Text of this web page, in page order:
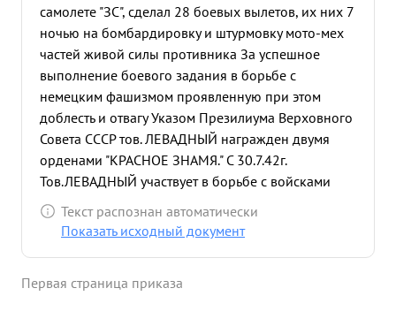
самолете "ЗС", сделал 28 боевых вылетов, их них 7
ночью на бомбардировку и штурмовку мото-мех
частей живой силы противника За успешное
выполнение боевого задания в борьбе с
немецким фашизмом проявленную при этом
доблесть и отвагу Указом Презилиума Верховного
Совета СССР тов. ЛЕВАДНЫЙ награжден двумя
орденами "КРАСНОЕ ЗНАМЯ." С 30.7.42г.
Тов.ЛЕВАДНЫЙ участвует в борьбе с войсками
немецких фашистов на самолете ИЛ-2. Он водит
группы илов на штурмовку и бомбежку вражеских
прохоров 30.7.42г. тов. ЛЕВАДНЫЙ 9 самолетами
Текст распознан автоматически
Показать исходный документ
Первая страница приказа